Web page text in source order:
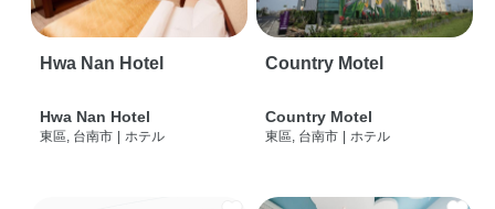
Hwa Nan Hotel
Hwa Nan Hotel
東區, 台南市 | ホテル
Country Motel
Country Motel
東區, 台南市 | ホテル